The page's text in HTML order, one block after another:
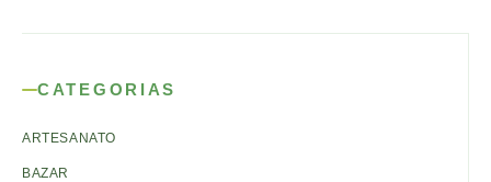
CATEGORIAS
ARTESANATO
BAZAR